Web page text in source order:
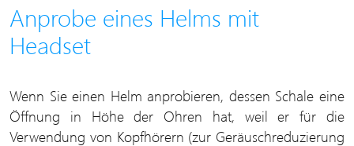
Anprobe eines Helms mit
Headset
Wenn Sie einen Helm anprobieren, dessen Schale eine
Öffnung in Höhe der Ohren hat, weil er für die
Verwendung von Kopfhörern (zur Geräuschreduzierung